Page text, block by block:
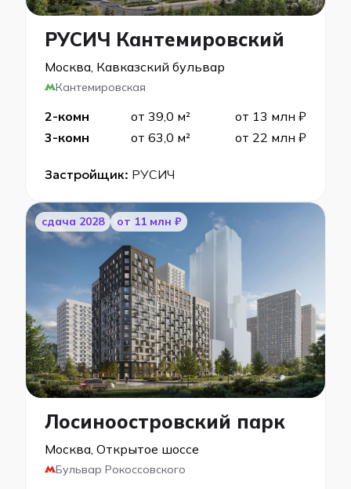
РУСИЧ Кантемировский
Москва, Кавказский бульвар
Кантемировская
2-комн от 39,0 м²
от 13 млн ₽
3-комн
от 63,0 м² от 22 млн ₽
Застройщик: РУСИЧ
cдача 2028 от 11 млн ₽
Лосиноостровский парк
Москва, Открытое шоссе
Бульвар Рокоссовского